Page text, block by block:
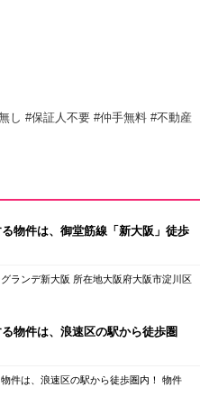
し #保証人不要 #仲手無料 #不動産
物件は、御堂筋線「新大阪」徒歩
所在地大阪府大阪市淀川区
物件は、浪速区の駅から徒歩圏
は、浪速区の駅から徒歩圏内！ 物件